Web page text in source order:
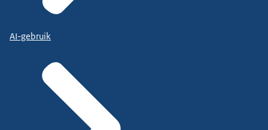
AI-gebruik